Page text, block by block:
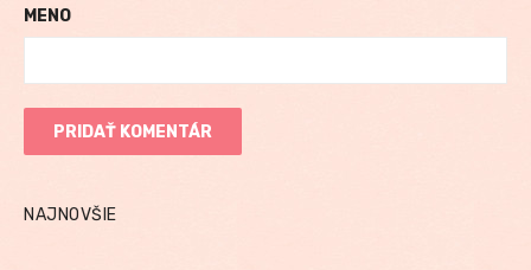
MENO
NAJNOVŠIE